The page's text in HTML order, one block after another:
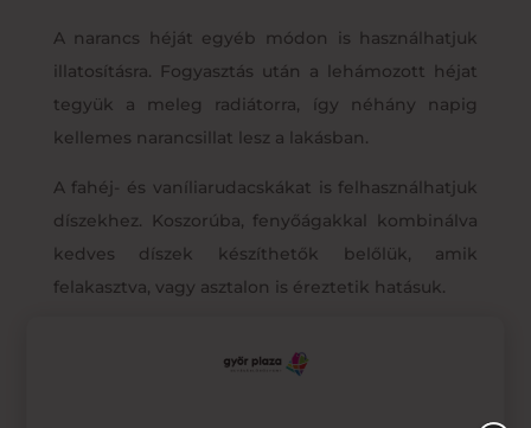
A narancs héját egyéb módon is használhatjuk
illatosításra. Fogyasztás után a lehámozott héjat
tegyük a meleg radiátorra, így néhány napig
kellemes narancsillat lesz a lakásban.
A fahéj- és vaníliarudacskákat is felhasználhatjuk
díszekhez. Koszorúba, fenyőágakkal kombinálva
kedves díszek készíthetők belőlük, amik
felakasztva, vagy asztalon is éreztetik hatásuk.
Nincs hatásosabb, mint amikor a frissen sült